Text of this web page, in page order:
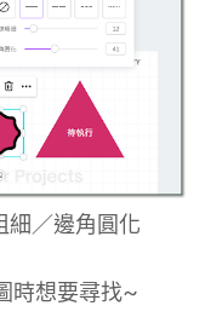
細／邊角圓化
時想要尋找~